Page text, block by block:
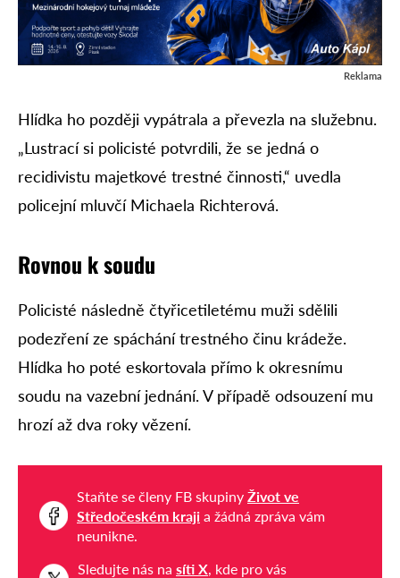
Reklama
Hlídka ho později vypátrala a převezla na služebnu.
„Lustrací si policisté potvrdili, že se jedná o
recidivistu majetkové trestné činnosti,“ uvedla
policejní mluvčí Michaela Richterová.
Rovnou k soudu
Policisté následně čtyřicetiletému muži sdělili
podezření ze spáchání trestného činu krádeže.
Hlídka ho poté eskortovala přímo k okresnímu
soudu na vazební jednání. V případě odsouzení mu
hrozí až dva roky vězení.
Staňte se členy FB skupiny Život ve
Středočeském kraji a žádná zpráva vám
neunikne.
Sledujte nás na síti X, kde pro vás